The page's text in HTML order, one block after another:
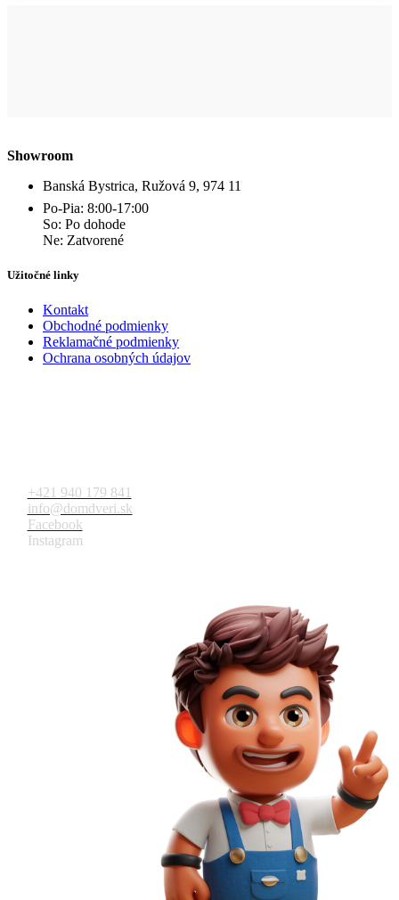
Showroom
Banská Bystrica, Ružová 9, 974 11
Po-Pia: 8:00-17:00
So: Po dohode
Ne: Zatvorené
Užitočné linky
Kontakt
Obchodné podmienky
Reklamačné podmienky
Ochrana osobných údajov
+421 940 179 841
info@domdveri.sk
Facebook
Instagram